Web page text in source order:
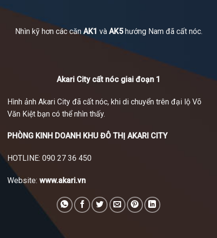
Nhìn kỹ hơn các căn AK1 và AK5hướng Nam đã cất nóc.
Akari City cất nóc giai đoạn 1
Hình ảnh Akari City đã cất nóc, khi di chuyển trên đại lộ Võ
Văn Kiệt bạn có thể nhìn thấy.
PHÒNG KINH DOANH KHU ĐÔ THỊ AKARI CITY
HOTLINE: 090 27 36 450
Website: www.akari.vn